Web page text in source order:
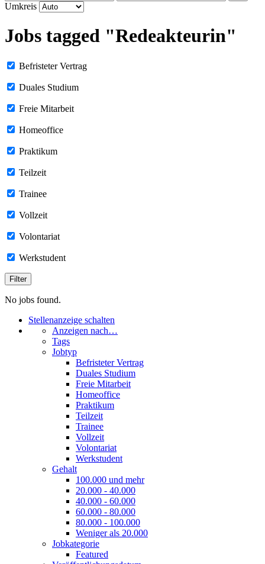
Umkreis
Jobs tagged "Redeakteurin"
Befristeter Vertrag
Duales Studium
Freie Mitarbeit
Homeoffice
Praktikum
Teilzeit
Trainee
Vollzeit
Volontariat
Werkstudent
No jobs found.
Stellenanzeige schalten
Anzeigen nach…
Tags
Jobtyp
Befristeter Vertrag
Duales Studium
Freie Mitarbeit
Homeoffice
Praktikum
Teilzeit
Trainee
Vollzeit
Volontariat
Werkstudent
Gehalt
100.000 und mehr
20.000 - 40.000
40.000 - 60.000
60.000 - 80.000
80.000 - 100.000
Weniger als 20.000
Jobkategorie
Featured